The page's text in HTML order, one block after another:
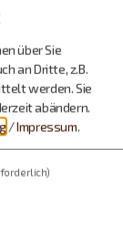
über Sie
an Dritte, z.B.
werden. Sie
abändern.
/Impressum.